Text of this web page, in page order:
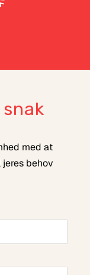
med at
behov